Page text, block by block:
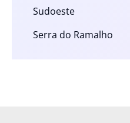
Sudoeste
Serra do Ramalho